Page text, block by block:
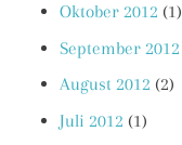
Oktober 2012 (1)
September 2012
August 2012 (2)
Juli 2012 (1)